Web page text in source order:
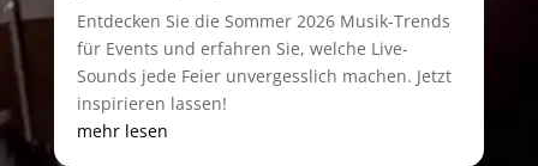
Entdecken Sie die Sommer 2026 Musik-Trends
für Events und erfahren Sie, welche Live-
Sounds jede Feier unvergesslich machen. Jetzt
inspirieren lassen!
mehr lesen